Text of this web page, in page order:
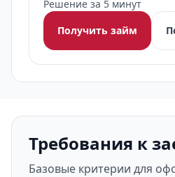
Решение за 5 минут
Получить займ
Требования к
Базовые критерии для